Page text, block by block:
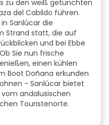
zu den weiß getünchten
del Cabildo führen.
Sanlúcar die
Strand statt, die auf
und bei Ebbe
Sie nun frische
einen kühlen
Boot Doñana erkunden
- Sanlúcar bietet
andalusischen
Touristenorte.